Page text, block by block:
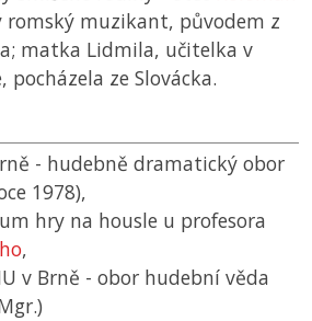
romský muzikant, původem z
matka Lidmila, učitelka v
pocházela ze Slovácka.
- hudebně dramatický obor
1978),
hry na housle u profesora
,
v Brně - obor hudební věda